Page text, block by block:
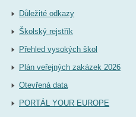
Důležité odkazy
Školský rejstřík
Přehled vysokých škol
Plán veřejných zakázek 2026
Otevřená data
PORTÁL YOUR EUROPE